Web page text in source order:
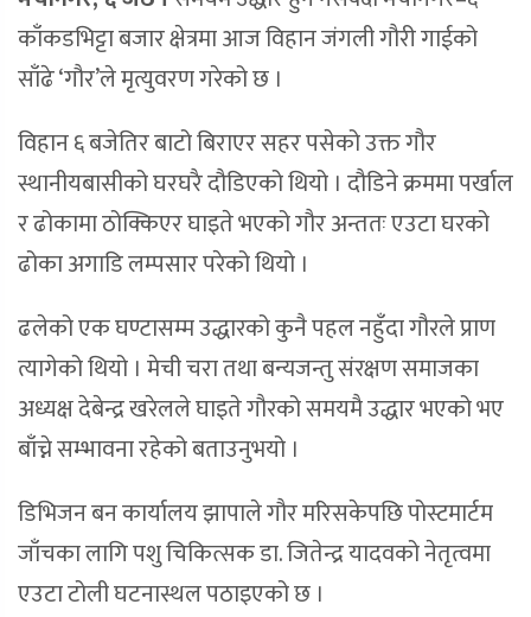
काँकडभिट्टा बजार क्षेत्रमा आज विहान जंगली गौरी गाईको
साँढे ‘गौर’ले मृत्युवरण गरेको छ ।
विहान ६ बजेतिर बाटो बिराएर सहर पसेको उक्त गौर
स्थानीयबासीको घरघरै दौडिएको थियो । दौडिने क्रममा पर्खाल
र ढोकामा ठोक्किएर घाइते भएको गौर अन्ततः एउटा घरको
ढोका अगाडि लम्पसार परेको थियो ।
ढलेको एक घण्टासम्म उद्धारको कुनै पहल नहुँदा गौरले प्राण
त्यागेको थियो । मेची चरा तथा बन्यजन्तु संरक्षण समाजका
अध्यक्ष देबेन्द्र खरेलले घाइते गौरको समयमै उद्धार भएको भए
बाँच्ने सम्भावना रहेको बताउनुभयो ।
डिभिजन बन कार्यालय झापाले गौर मरिसकेपछि पोस्टमार्टम
जाँचका लागि पशु चिकित्सक डा. जितेन्द्र यादवको नेतृत्वमा
एउटा टोली घटनास्थल पठाइएको छ ।